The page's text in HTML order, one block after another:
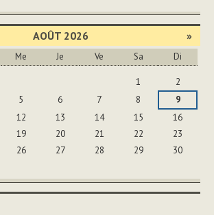
AOÛT 2026 »
Me Je Ve Sa Di
1
2
5 6 7 8
9
12 13 14 15
16
19 20 21 22
23
26 27 28 29
30